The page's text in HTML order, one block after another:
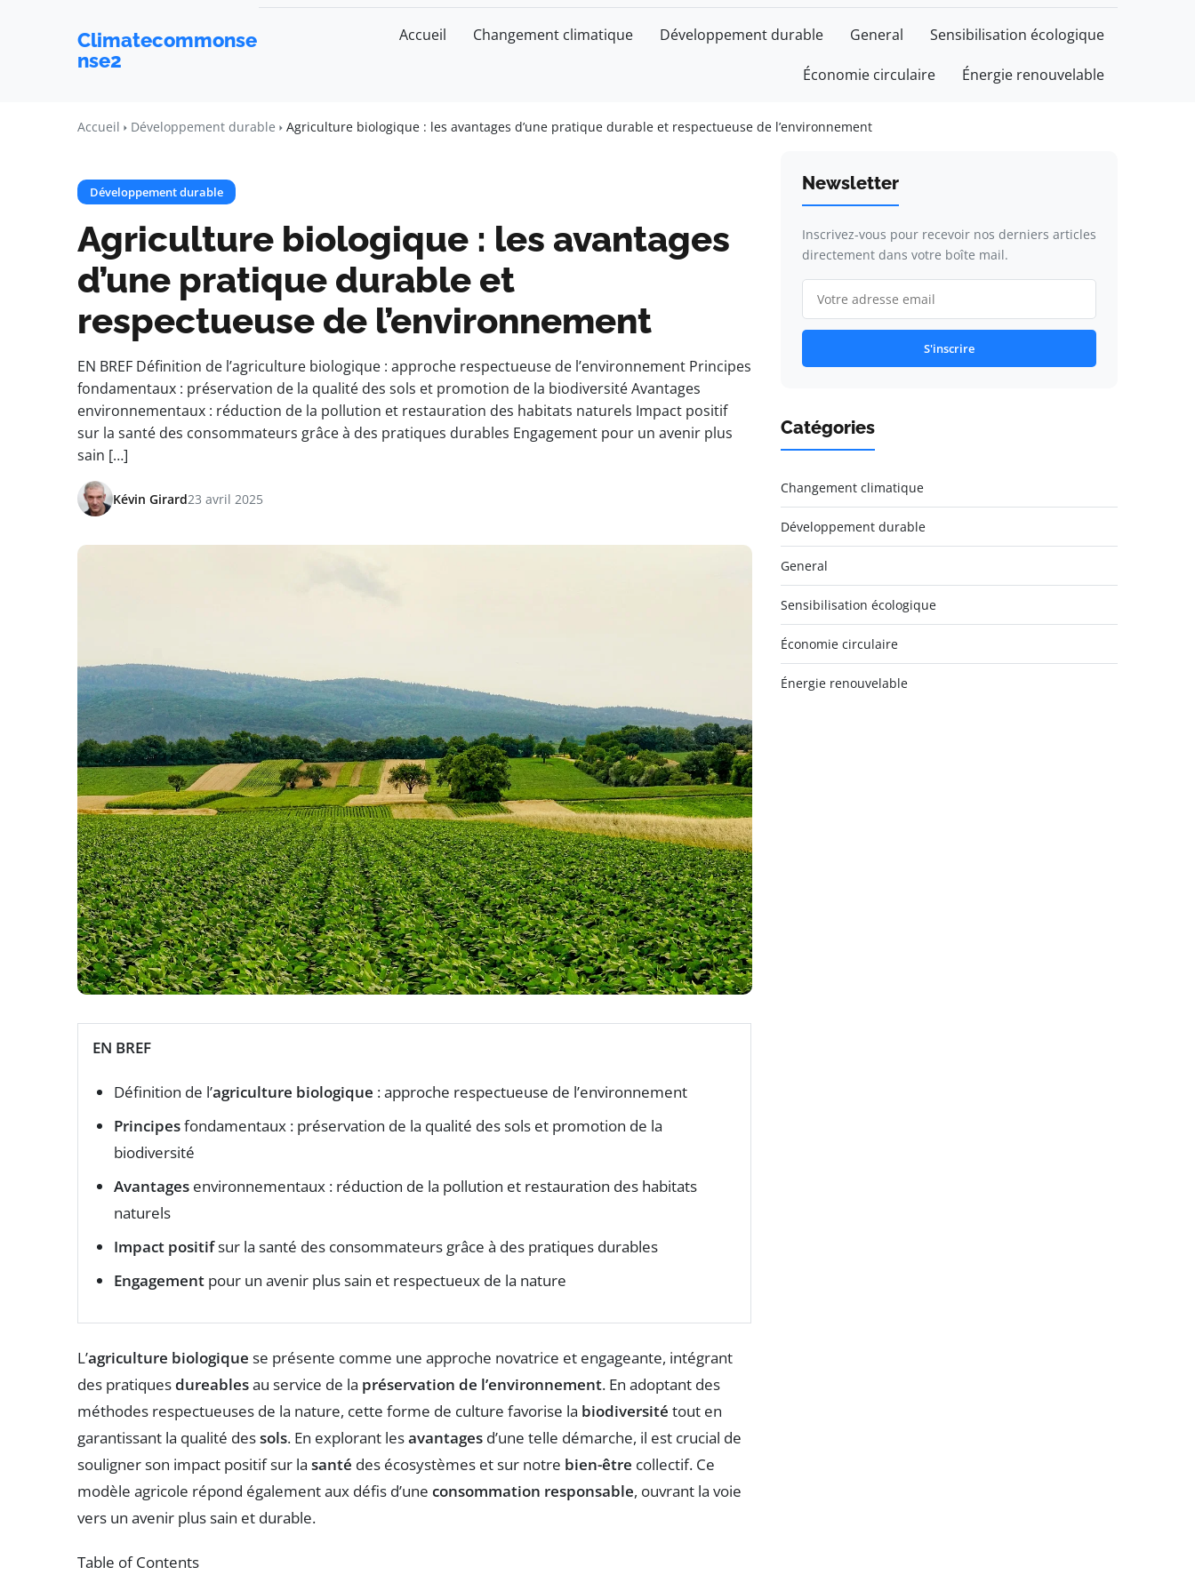
Climatecommonse
nse2
Accueil Changement climatique Développement durable General Sensibilisation écologique
Économie circulaire Énergie renouvelable
Accueil Développement durable Agriculture biologique : les avantages d’une pratique durable et respectueuse de l’environnement
Développement durable
Agriculture biologique : les avantages
d’une pratique durable et
respectueuse de l’environnement
EN BREF Définition de l’agriculture biologique : approche respectueuse de l’environnement Principes
fondamentaux : préservation de la qualité des sols et promotion de la biodiversité Avantages
environnementaux : réduction de la pollution et restauration des habitats naturels Impact positif
sur la santé des consommateurs grâce à des pratiques durables Engagement pour un avenir plus
sain […]
Kévin Girard23 avril 2025
EN BREF
Définition de l’agriculture biologique : approche respectueuse de l’environnement
Principesfondamentaux : préservation de la qualité des sols et promotion de la
biodiversité
Avantages environnementaux : réduction de la pollution et restauration des habitats
naturels
Impact positifsur la santé des consommateurs grâce à des pratiques durables
Engagement pour un avenir plus sain et respectueux de la nature
L’agriculture biologique se présente comme une approche novatrice et engageante, intégrant
des pratiquesdureablesau service de la préservation de l’environnement. En adoptant des
méthodes respectueuses de la nature, cette forme de culture favorise la biodiversité tout en
garantissant la qualité dessols. En explorant lesavantages d’une telle démarche, il est crucial de
souligner son impact positif sur la santé des écosystèmes et sur notre bien-être collectif. Ce
modèle agricole répond également aux défis d’une consommation responsable, ouvrant la voie
vers un avenir plus sain et durable.
Table of Contents
Newsletter
Inscrivez-vous pour recevoir nos derniers articles
directement dans votre boîte mail.
S'inscrire
Catégories
Changement climatique
Développement durable
General
Sensibilisation écologique
Économie circulaire
Énergie renouvelable